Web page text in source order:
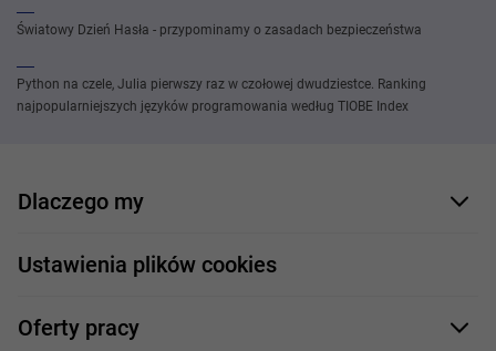
Światowy Dzień Hasła - przypominamy o zasadach bezpieczeństwa
Python na czele, Julia pierwszy raz w czołowej dwudziestce. Ranking
najpopularniejszych języków programowania według TIOBE Index
Dlaczego my
Nasi pracownicy
Nasze projekty
Ustawienia plików cookies
Oferty pracy